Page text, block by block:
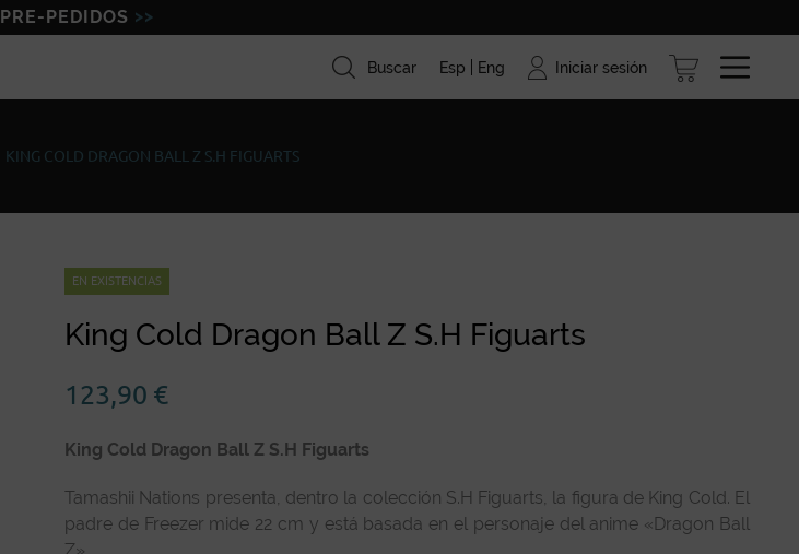
PRE-PEDIDOS
Miniaturas Modelismo Marcas Blog
Buscar Esp Eng Iniciar sesión
KING COLD DRAGON BALL Z S.H FIGUARTS
EN EXISTENCIAS
King Cold Dragon Ball Z S.H Figuarts
123,90 €
King Cold Dragon Ball Z S.H Figuarts
Tamashii Nations presenta, dentro la colección S.H Figuarts, la figura de King Cold. El
padre de Freezer mide 22 cm y está basada en el personaje del anime «Dragon Ball